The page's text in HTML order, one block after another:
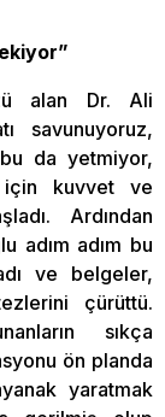
alan Dr. Ali
savunuyoruz,
da yetmiyor,
için kuvvet ve
Ardından
adım adım bu
ve belgeler,
çürüttü.
sıkça
ön planda
yaratmak